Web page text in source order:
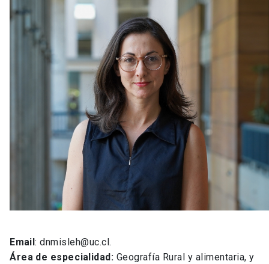
Email: dnmisleh@uc.cl.
Área de especialidad: Geografía Rural y alimentaria, y